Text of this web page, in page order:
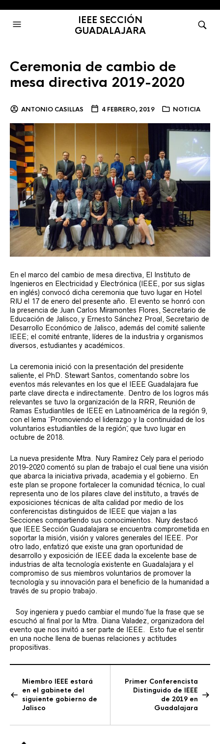
IEEE SECCIÓN
GUADALAJARA
Ceremonia de cambio de
mesa directiva 2019-2020
ANTONIO CASILLAS 4 FEBRERO, 2019 NOTICIA
En el marco del cambio de mesa directiva, El Instituto de
Ingenieros en Electricidad y Electrónica (IEEE, por sus siglas
en inglés) convocó dicha ceremonia que tuvo lugar en Hotel
RIU el 17 de enero del presente año. El evento se honró con
la presencia de Juan Carlos Miramontes Flores, Secretario de
Educación de Jalisco, y Ernesto Sánchez Proal, Secretario de
Desarrollo Económico de Jalisco, además del comité saliente
IEEE; el comité entrante, líderes de la industria y organismos
diversos, estudiantes y académicos.
La ceremonia inició con la presentación del presidente
saliente, el PhD. Stewart Santos, comentando sobre los
eventos más relevantes en los que el IEEE Guadalajara fue
parte clave directa e indirectamente. Dentro de los logros más
relevantes se tuvo la organización de la RRR, Reunión de
Ramas Estudiantiles de IEEE en Latinoamérica de la región 9,
con el lema ¨ Promoviendo el liderazgo y la continuidad de los
voluntarios estudiantiles de la región¨, que tuvo lugar en
octubre de 2018.
La nueva presidente Mtra. Nury Ramírez Cely para el periodo
2019-2020 comentó su plan de trabajo el cual tiene una visión
que abarca la iniciativa privada, academia y el gobierno. En
este plan se propone fortalecer la comunidad técnica, lo cual
representa uno de los pilares clave del instituto, a través de
exposiciones técnicas de alta calidad por medio de los
conferencistas distinguidos de IEEE que viajan a las
Secciones compartiendo sus conocimientos. Nury destacó
que IEEE Sección Guadalajara se encuentra comprometida en
soportar la misión, visión y valores generales del IEEE. Por
otro lado, enfatizó que existe una gran oportunidad de
desarrollo y exposición de IEEE dada la excelente base de
industrias de alta tecnología existente en Guadalajara y el
compromiso de sus miembros voluntarios de promover la
tecnología y su innovación para el beneficio de la humanidad a
través de su propio trabajo.
¨Soy ingeniera y puedo cambiar el mundo¨ fue la frase que se
escuchó al final por la Mtra. Diana Valadez, organizadora del
evento que nos invitó a ser parte de IEEE. Esto fue el sentir
en una noche llena de buenas relaciones y actitudes
propositivas.
Miembro IEEE estará
en el gabinete del
siguiente gobierno de
Jalisco
Primer Conferencista
Distinguido de IEEE
de 2019 en
Guadalajara